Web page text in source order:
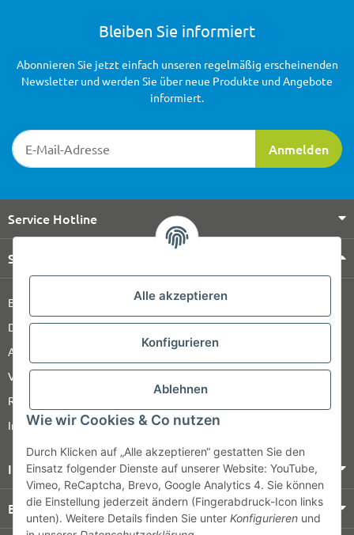
Alle akzeptieren
Konfigurieren
Ablehnen
Wie wir Cookies & Co nutzen
Durch Klicken auf „Alle akzeptieren“ gestatten Sie den
Einsatz folgender Dienste auf unserer Website: YouTube,
Vimeo, ReCaptcha, Brevo, Google Analytics 4. Sie können
die Einstellung jederzeit ändern (Fingerabdruck-Icon links
unten). Weitere Details finden Sie unter Konfigurieren und
Bleiben Sie informiert
Newsletter-Registrierung
Anmelden
Abonnieren Sie jetzt einfach unseren regelmäßig erscheinenden
Newsletter und werden Sie über neue Produkte und Angebote
informiert.
Service Hotline
Shop Service
Barrierefreiheitserklärung
Datenschutz
AGB
Versandinformationen
Retour
Impressum
Informationen
Bezahlung & Versand